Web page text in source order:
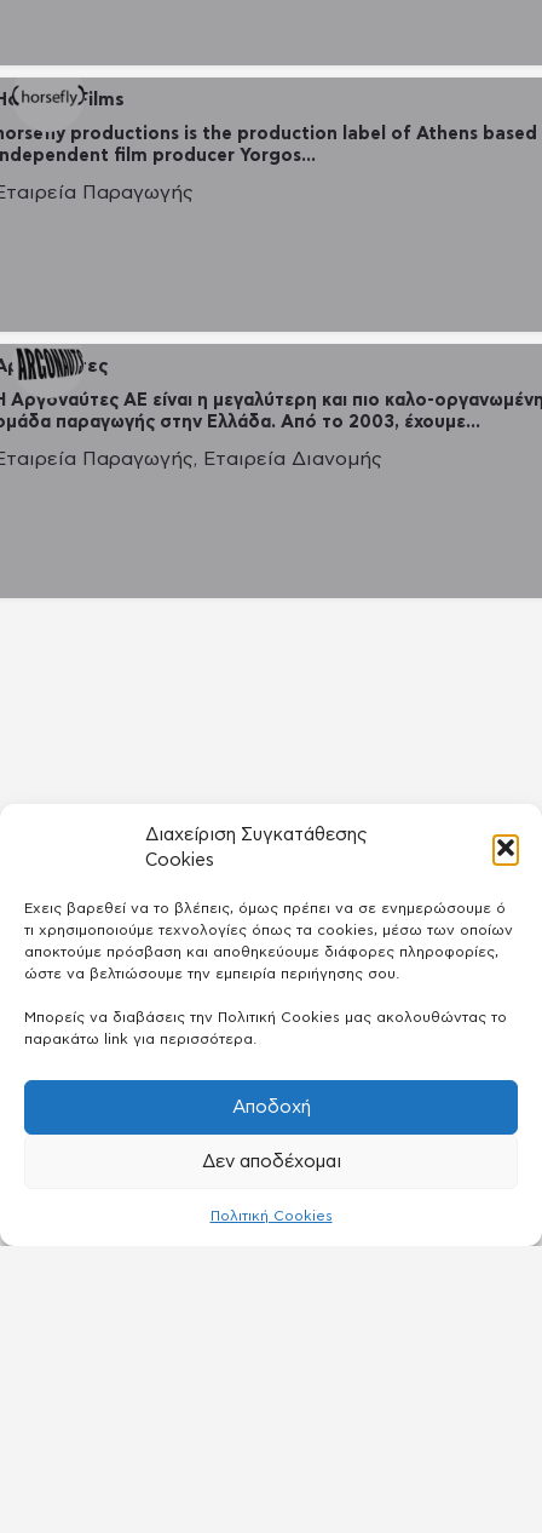
Διαχείριση Συγκατάθεσης
Cookies
Έχεις βαρεθεί να το βλέπεις, όμως πρέπει να σε ενημερώσουμε ό
τι χρησιμοποιούμε τεχνολογίες όπως τα cookies, μέσω των οποίων
αποκτούμε πρόσβαση και αποθηκεύουμε διάφορες πληροφορίες,
ώστε να βελτιώσουμε την εμπειρία περιήγησης σου.
Μπορείς να διαβάσεις την Πολιτική Cookies μας ακολουθώντας το
παρακάτω link για περισσότερα.
Αποδοχή
Δεν αποδέχομαι
Πολιτική Cookies
Films
productions is the production label of Athens based
film producer Yorgos…
Παραγωγής
Αργοναύτες ΑΕ είναι η μεγαλύτερη και πιο καλο-
παραγωγής στην Ελλάδα. Από το 2003, έχουμε…
Παραγωγής, Εταιρεία Διανομής